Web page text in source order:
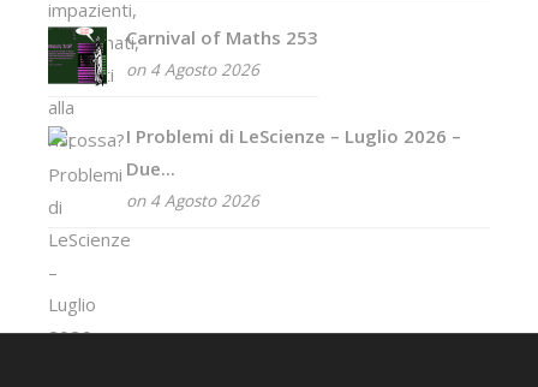
Carnival of Maths 253
on 4 Agosto 2026
I Problemi di LeScienze – Luglio 2026 –
Due...
on 4 Agosto 2026